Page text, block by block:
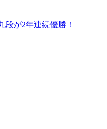
段が2年連続優勝！